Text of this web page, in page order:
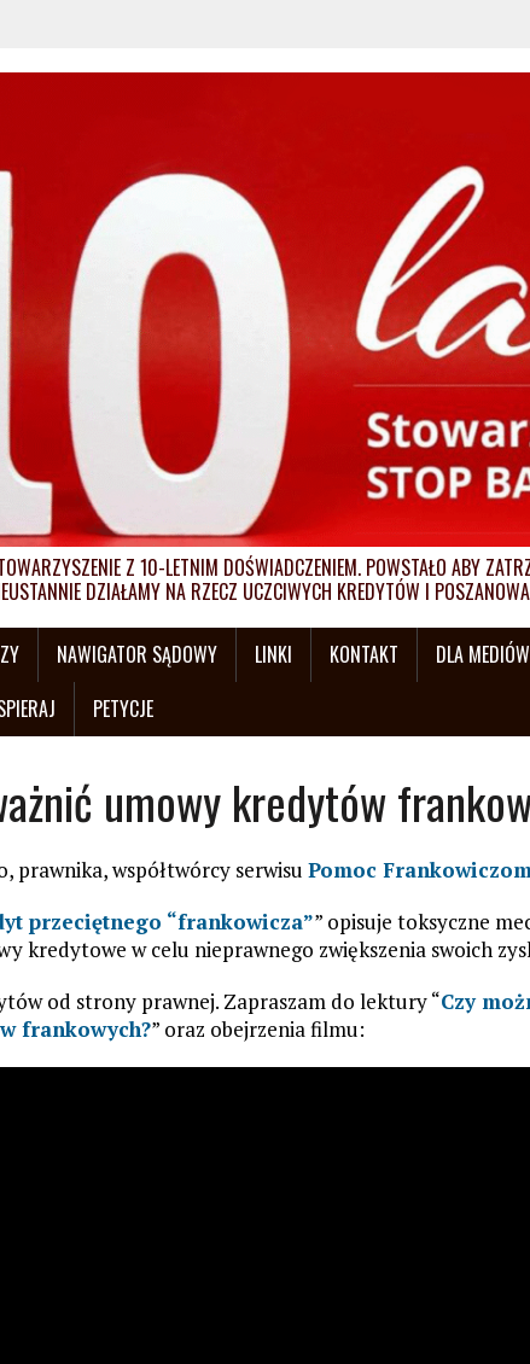
Z 10-LETNIM DOŚWIADCZENIEM. POWSTAŁO ABY
DZIAŁAMY NA RZECZ UCZCIWYCH KREDYTÓW I
NAWIGATOR SĄDOWY LINKI KONTAKT DLA MEDIÓW
PETYCJE
umowy kredytów
prawnika, współtwórcy serwisu Pomoc
przeciętnego “frankowicza”” opisuje toksyczne
kredytowe w celu nieprawnego zwiększenia swoich
od strony prawnej. Zapraszam do lektury “Czy
frankowych?” oraz obejrzenia filmu: